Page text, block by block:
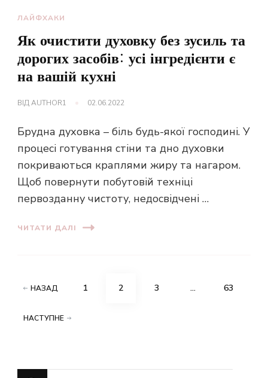
ЛАЙФХАКИ
Як очистити духовку без зусиль та
дорогих засобів: усі інгредієнти є
на вашій кухні
ВІДAUTHOR1 02.06.2022
Брудна духовка – біль будь-якої господині. У
процесі готування стіни та дно духовки
покриваються краплями жиру та нагаром.
Щоб повернути побутовій техніці
первозданну чистоту, недосвідчені …
ЧИТАТИ ДАЛІ
Пагінація
НАЗАД СТОРІНКУ
1 СТОРІНКУ
2 СТОРІНКУ
3 … СТОРІНКУ
63
НАСТУПНЕ